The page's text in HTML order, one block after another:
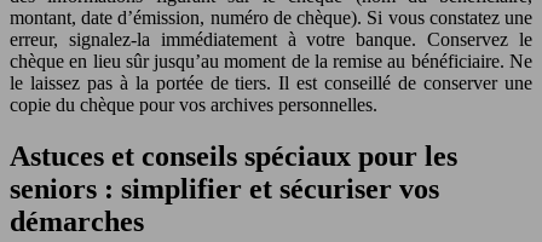
montant, date d’émission, numéro de chèque). Si vous constatez une
erreur, signalez-la immédiatement à votre banque. Conservez le
chèque en lieu sûr jusqu’au moment de la remise au bénéficiaire. Ne
le laissez pas à la portée de tiers. Il est conseillé de conserver une
copie du chèque pour vos archives personnelles.
Astuces et conseils spéciaux pour les
seniors : simplifier et sécuriser vos
démarches